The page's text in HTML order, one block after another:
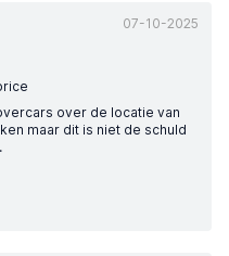
07-10-2025
over de locatie van
maar dit is niet de schuld